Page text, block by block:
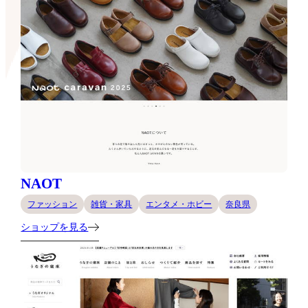
NAOT
ファッション 雑貨・家具 エンタメ・ホビー 奈良県
ショップを見る